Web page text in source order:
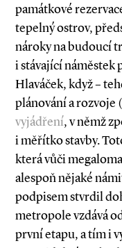
památkové
tepelný ostrov,
nároky na budoucí
i stávající
Hlaváček, když –
plánování a rozvoje
vyjádření, v němž
i měřítko stavby.
která vůči
alespoň nějaké
podpisem stvrdil
metropole vzdává
první etapu, a tím i